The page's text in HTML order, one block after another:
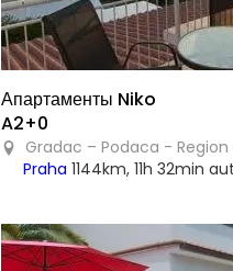
Апартаменты Niko
A2+0
Gradac – Podaca -
Praha 1144km, 11h 32min